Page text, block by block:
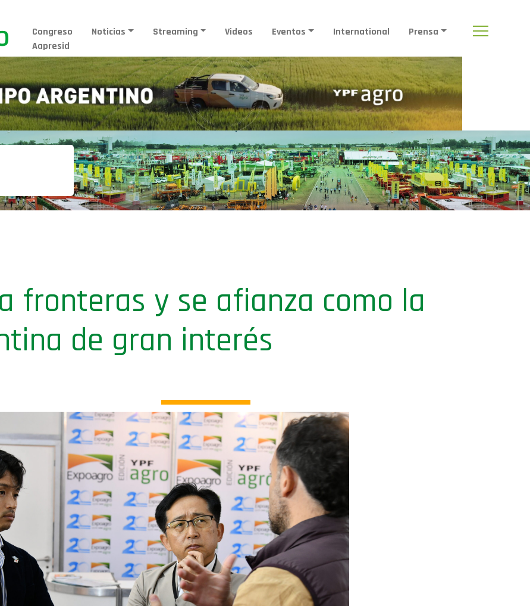
Congreso
Aapresid
Noticias Streaming Videos Eventos International Prensa
fronteras y se afianza como la
de gran interés